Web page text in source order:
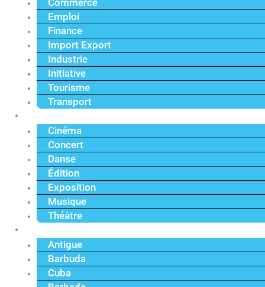
Commerce
Emploi
Finance
Import Export
Industrie
Initiative
Tourisme
Transport
Cinéma
Concert
Danse
Édition
Exposition
Musique
Théâtre
Antigue
Barbuda
Cuba